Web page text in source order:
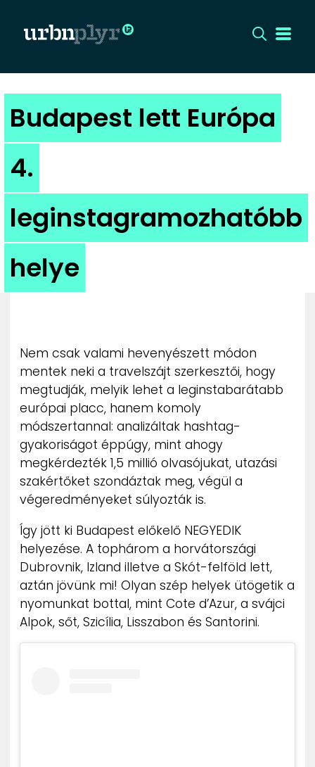
CÍMLAP
DIZÁJN
HIP
MÉDIAAJÁNLAT
IMPRESSZUM
PR-ARCHÍVUM
ADATKEZELÉSI TÁJÉKOZTATÓ
Budapest lett Európa
4.
leginstagramozhatóbb
helye
Nem csak valami hevenyészett módon
mentek neki a travelszájt szerkesztői, hogy
megtudják, melyik lehet a leginstabarátabb
európai placc, hanem komoly
módszertannal: analizáltak hashtag-
gyakoriságot éppúgy, mint ahogy
megkérdezték 1,5 millió olvasójukat, utazási
szakértőket szondáztak meg, végül a
végeredményeket súlyozták is.
Így jött ki Budapest előkelő NEGYEDIK
helyezése. A tophárom a horvátországi
Dubrovnik, Izland illetve a Skót-felföld lett,
aztán jövünk mi! Olyan szép helyek ütögetik a
nyomunkat bottal, mint Cote d’Azur, a svájci
Alpok, sőt, Szicília, Lisszabon és Santorini.